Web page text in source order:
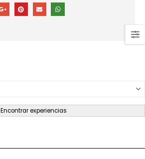
Encontrar experiencias